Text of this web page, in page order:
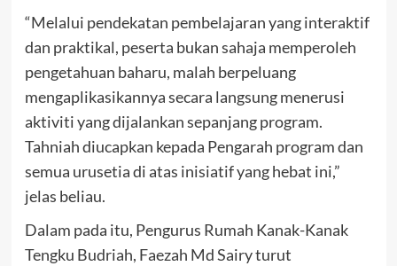
“Melalui pendekatan pembelajaran yang interaktif
dan praktikal, peserta bukan sahaja memperoleh
pengetahuan baharu, malah berpeluang
mengaplikasikannya secara langsung menerusi
aktiviti yang dijalankan sepanjang program.
Tahniah diucapkan kepada Pengarah program dan
semua urusetia di atas inisiatif yang hebat ini,”
jelas beliau.
Dalam pada itu, Pengurus Rumah Kanak-Kanak
Tengku Budriah, Faezah Md Sairy turut